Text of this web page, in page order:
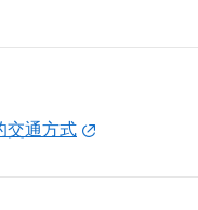
高、基座寬達五米的整
銅雕內並有抽象的
水結晶成鹽的太陽，
交通方式